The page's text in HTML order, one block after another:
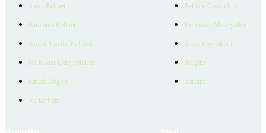
Satıcı Rehberi
Kiralama Rehberi
Konut Kredisi Rehberi
Ne Kadar Ödeyebilirim
Emlak Değeri
Verilerimiz
Reklam Çözümleri
Kurumsal Materyaller
İnsan Kaynakları
İletişim
Yardım